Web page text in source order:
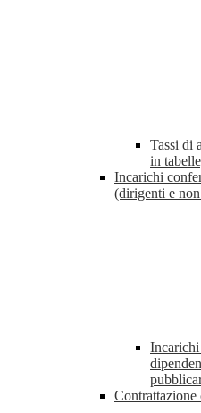
Tassi di
in
Incarichi
(dirigenti e
Contrattazione